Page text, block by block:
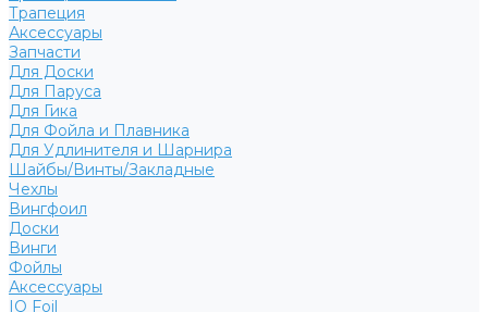
Трапеция
Аксессуары
Запчасти
Для Доски
Для Паруса
Для Гика
Для Фойла и Плавника
Для Удлинителя и Шарнира
Шайбы/Винты/Закладные
Чехлы
Вингфоил
Доски
Винги
Фойлы
Аксессуары
IQ Foil